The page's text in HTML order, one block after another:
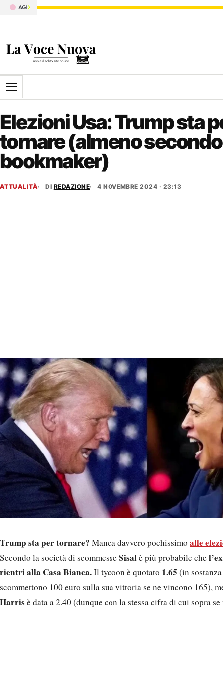
Apri il menu
Elezioni Usa: Trump sta
tornare (almeno
bookmaker)
ATTUALITÀ DI REDAZIONE 4 NOVEMBRE 2024 · 23:13
Trump sta per tornare? Manca davvero pochissimo alle
Secondo la società di scommesseSisalè più probabile che
rientri alla Casa Bianca.Il tycoon è quotato 1.65 (in
scommettono 100 euro sulla sua vittoria se ne vincono 165),
Harrisè data a 2.40 (dunque con la stessa cifra di cui sopra